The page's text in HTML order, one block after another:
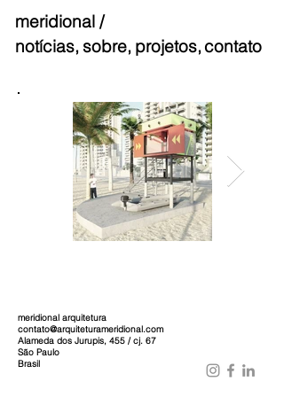
meridional /
notícias, sobre, projetos,contato
meridional arquitetura
contato@arquiteturameridional.com
Alameda dos Jurupis, 455 / cj. 67
São Paulo
Brasil